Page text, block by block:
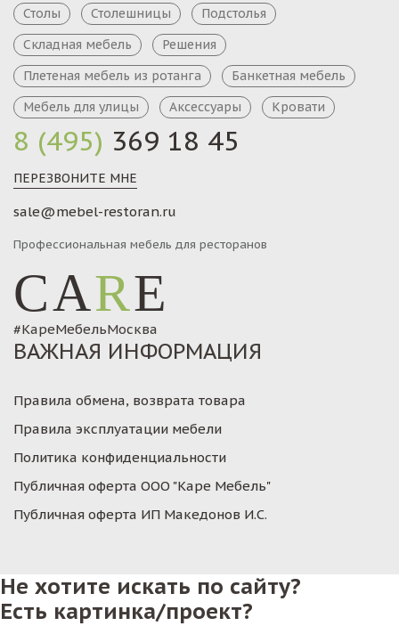
8 (495) 369 18 45
ПЕРЕЗВОНИТЕ МНЕ
sale@mebel-restoran.ru
Профессиональная мебель для ресторанов
CARE
#КареМебельМосква
Столы
Столешницы
Подстолья
Складная мебель
Решения
Плетеная мебель из ротанга
Банкетная мебель
Мебель для улицы
Аксессуары Кровати
ВАЖНАЯ ИНФОРМАЦИЯ
Правила обмена, возврата товара
Правила эксплуатации мебели
Политика конфиденциальности
Публичная оферта ООО "Каре Мебель"
Публичная оферта ИП Македонов И.С.
Не хотите искать по сайту?
Есть картинка/проект?